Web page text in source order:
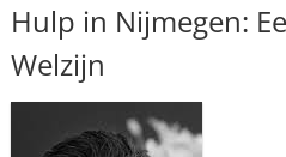
Hulp in Nijmegen:
Welzijn